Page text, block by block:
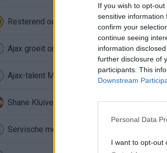
If you wish to opt-
sensitive information
confirm your
continue seeing
information
further disclosure of
participants. This
Downstream
Personal Data
I want to opt-out
Resterend oefenprogramma Ajax: waar zijn
Ajax groeit onder Míchel, maar
Ajax-talent Mohamed Abdalla schrijft
Shane Kluivert krijgt kans van Flick en
Servische media vergelijken Ajax-talent